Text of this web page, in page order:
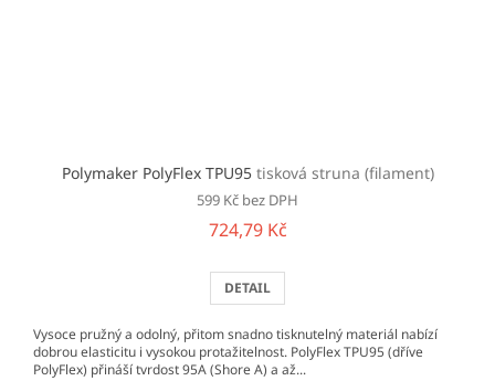
Polymaker PolyFlex TPU95 tisková struna (filament)
599 Kč bez DPH
724,79 Kč
DETAIL
Vysoce pružný a odolný, přitom snadno tisknutelný materiál nabízí
dobrou elasticitu i vysokou protažitelnost. PolyFlex TPU95 (dříve
PolyFlex) přináší tvrdost 95A (Shore A) a až...